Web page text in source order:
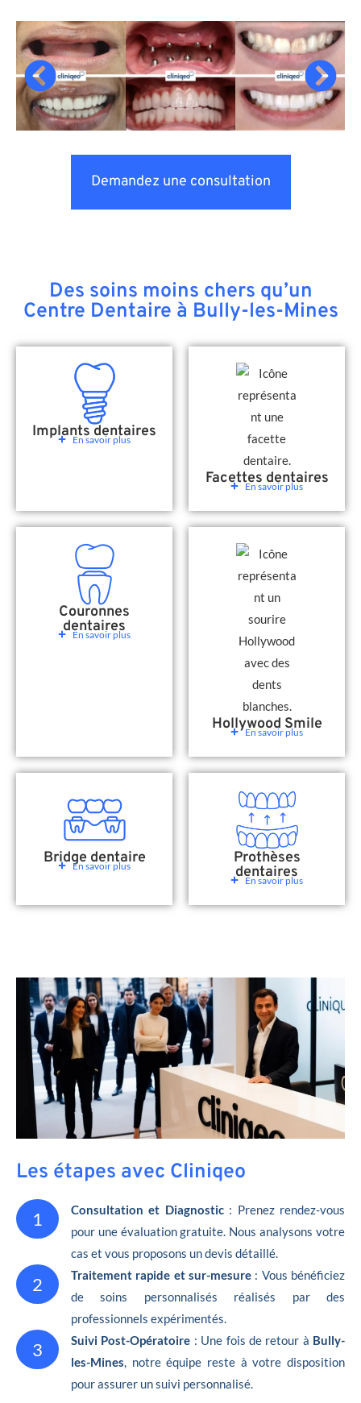
Demandez une consultation
Des soins moins chers qu’un
Centre Dentaire à Bully-les-Mines
Implants dentaires
En savoir plus
Facettes dentaires
En savoir plus
Couronnes
dentaires
En savoir plus
Hollywood Smile
En savoir plus
Bridge dentaire
En savoir plus Prothèses
dentaires
En savoir plus
Les étapes avec Cliniqeo
1 Consultation et Diagnostic: Prenez rendez-vous
pour une évaluation gratuite. Nous analysons votre
cas et vous proposons un devis détaillé.
2 Traitement rapide et sur-mesure : Vous bénéficiez
de soins personnalisés réalisés par des
professionnels expérimentés.
3 Suivi Post-Opératoire : Une fois de retour à Bully-
les-Mines , notre équipe reste à votre disposition
pour assurer un suivi personnalisé.